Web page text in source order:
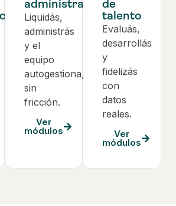
administrativa
Liquidás,
administrás
y el
equipo
autogestiona,
sin
fricción.
Ver
módulos
de
talento
Evaluás,
desarrollás
y
fidelizás
con
datos
reales.
Ver
módulos